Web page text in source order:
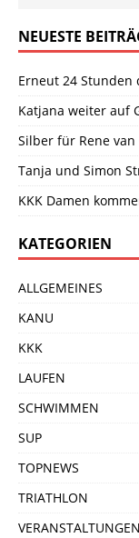
NEUESTE
Erneut 24
Katjana weiter auf
Silber für Rene
Tanja und Simon
KKK Damen
KATEGORIEN
ALLGEMEINES
KANU
KKK
LAUFEN
SCHWIMMEN
SUP
TOPNEWS
TRIATHLON
VERANSTALTUNGEN